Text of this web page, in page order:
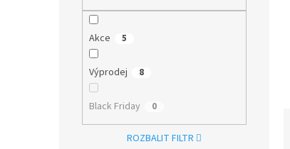
Akce 5
Výprodej 8
Black Friday 0
ROZBALIT FILTR